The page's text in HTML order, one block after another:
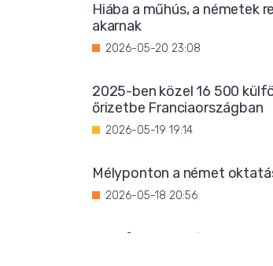
Hiába a műhús, a németek
akarnak
2026-05-20 23:08
2025-ben közel 16 500
őrizetbe Franciaországban
2026-05-19 19:14
Mélyponton a német
2026-05-18 20:56
A Reform UK erősödik, a